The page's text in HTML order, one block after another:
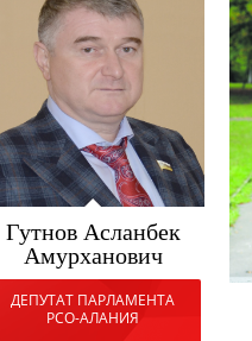
Гутнов Асланбек
Амурханович
ДЕПУТАТ ПАРЛАМЕНТА
РСО-АЛАНИЯ